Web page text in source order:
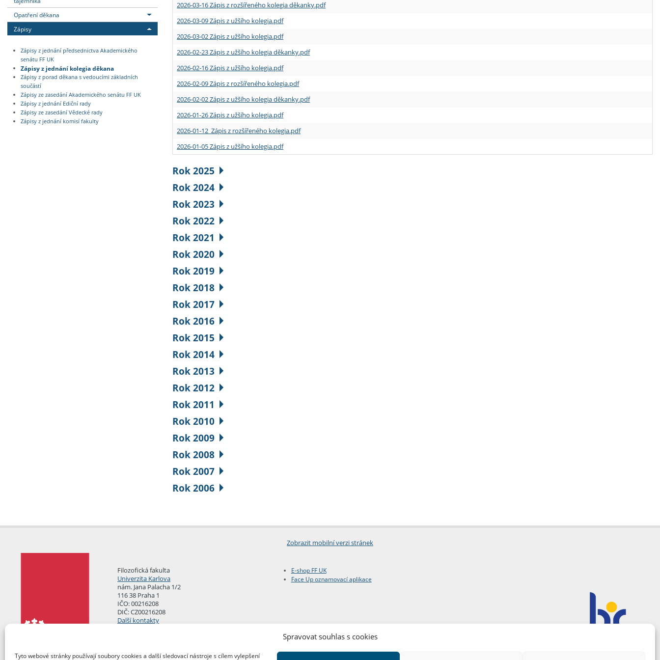
Spravovat souhlas s cookies
Tyto webové stránky používají soubory cookies a další sledovací nástroje s cílem vylepšení
Opatření děkana
Zápisy
Zápisy z jednání předsednictva Akademického
senátu FF UK
Zápisy z jednání kolegia děkana
Zápisy z porad děkana s vedoucími základních
součástí
Zápisy ze zasedání Akademického senátu FF UK
Zápisy z jednání Ediční rady
Zápisy ze zasedání Vědecké rady
Zápisy z jednání komisí fakulty
2026-03-16 Zápis z rozšířeného kolegia děkanky.pdf
2026-03-09 Zápis z užšího kolegia.pdf
2026-03-02 Zápis z užšího kolegia.pdf
2026-02-23 Zápis z užšího kolegia děkanky.pdf
2026-02-16 Zápis z užšího kolegia.pdf
2026-02-09 Zápis z rozšířeného kolegia.pdf
2026-02-02 Zápis z užšího kolegia děkanky.pdf
2026-01-26 Zápis z užšího kolegia.pdf
2026-01-12 Zápis z rozšířeného kolegia.pdf
2026-01-05 Zápis z užšího kolegia.pdf
Rok 2025
Rok 2024
Rok 2023
Rok 2022
Rok 2021
Rok 2020
Rok 2019
Rok 2018
Rok 2017
Rok 2016
Rok 2015
Rok 2014
Rok 2013
Rok 2012
Rok 2011
Rok 2010
Rok 2009
Rok 2008
Rok 2007
Rok 2006
Zobrazit mobilní verzi stránek
Filozofická fakulta
Univerzita Karlova
nám. Jana Palacha 1/2
116 38 Praha 1
IČO: 00216208
DIČ: CZ00216208
Další kontakty
E-shop FF UK
Face Up oznamovací aplikace